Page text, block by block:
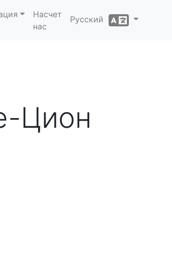
Насчет
нас
Русский
Цион